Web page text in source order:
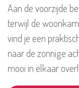
Aan de voorzijde
terwijl de
vind je een
naar de zonnige
mooi in elkaar